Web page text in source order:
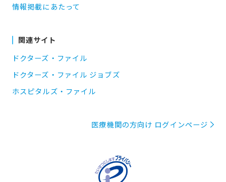
情報掲載にあたって
関連サイト
ドクターズ・ファイル
ドクターズ・ファイル ジョブズ
ホスピタルズ・ファイル
医療機関の方向け ログインページ